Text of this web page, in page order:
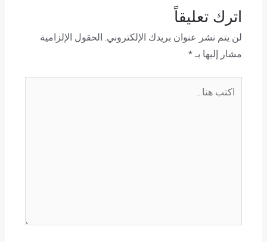
اترك تعليقاً
لن يتم نشر عنوان بريدك الإلكتروني. الحقول الإلزامية
مشار إليها بـ*